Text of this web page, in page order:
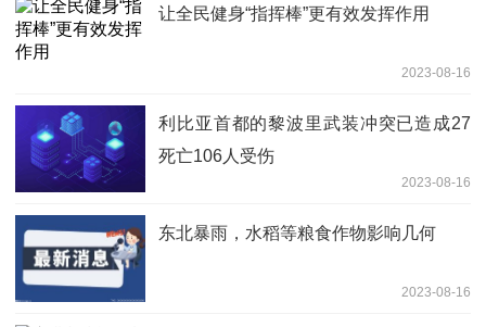
让全民健身“指挥棒”更有效发挥作用
2023-08-16
利比亚首都的黎波里武装冲突已造成27
死亡106人受伤
2023-08-16
东北暴雨，水稻等粮食作物影响几何
2023-08-16